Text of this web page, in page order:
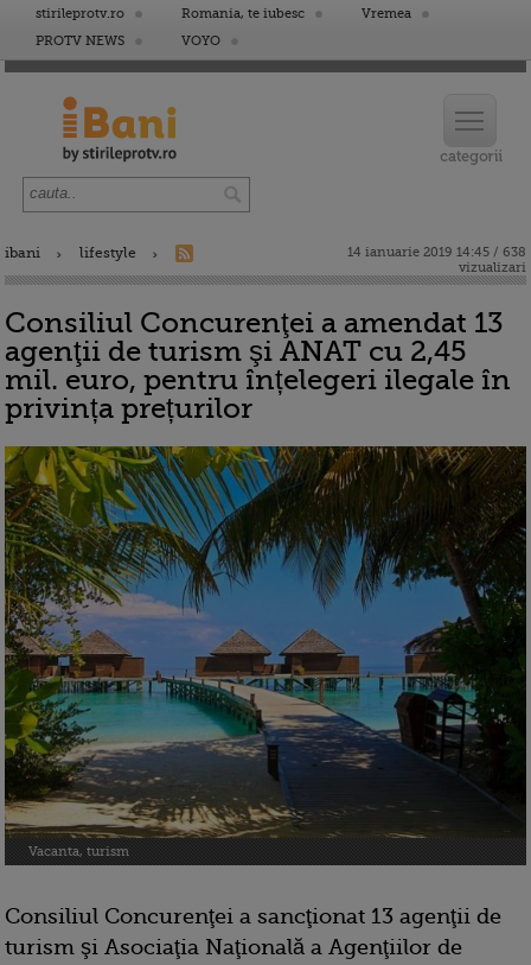
stirileprotv.ro Romania, te iubesc
Vremea
PROTV NEWS
VOYO
ibani lifestyle
14 ianuarie 2019 14:45 / 638
vizualizari
Consiliul Concurenţei a amendat 13
agenţii de turism şi ANAT cu 2,45
mil. euro, pentru înțelegeri ilegale în
privința prețurilor
Vacanta, turism
Consiliul Concurenţei a sancţionat 13 agenţii de
turism şi Asociaţia Naţională a Agenţiilor de